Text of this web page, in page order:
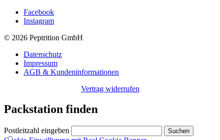
Facebook
Instagram
© 2026 Peptrition GmbH
Datenschutz
Impressum
AGB & Kundeninformationen
Vertrag widerrufen
Packstation finden
Postleitzahl eingeben